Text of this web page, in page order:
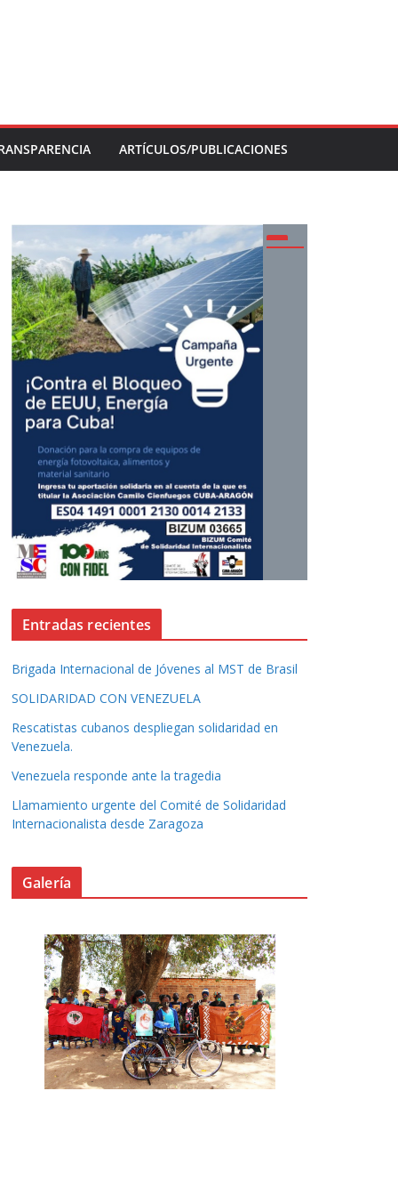
ARTÍCULOS/PUBLICACIONES
Entradas recientes
Brigada Internacional de Jóvenes al MST de Brasil
SOLIDARIDAD CON VENEZUELA
Rescatistas cubanos despliegan solidaridad en
Venezuela.
Venezuela responde ante la tragedia
Llamamiento urgente del Comité de Solidaridad
Internacionalista desde Zaragoza
Galería